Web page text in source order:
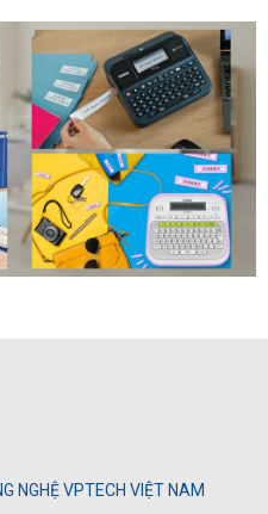
NGHỆ VPTECH VIỆT NAM